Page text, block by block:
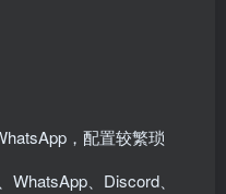
，配置较繁琐
WhatsApp、Discord、